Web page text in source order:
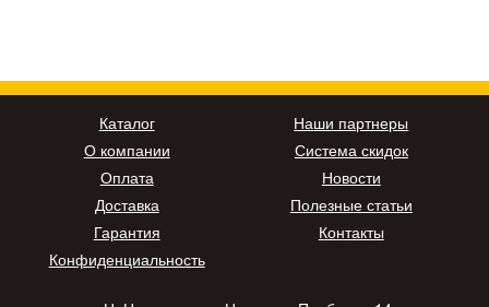
Каталог
О компании
Оплата
Доставка
Гарантия
Конфиденциальность
Наши партнеры
Система скидок
Новости
Полезные статьи
Контакты